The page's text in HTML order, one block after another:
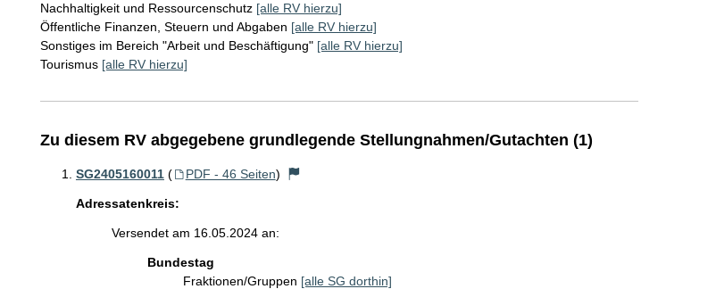
Nachhaltigkeit und Ressourcenschutz [alle RV hierzu]
Öffentliche Finanzen, Steuern und Abgaben [alle RV hierzu]
Sonstiges im Bereich "Arbeit und Beschäftigung" [alle RV hierzu]
Tourismus [alle RV hierzu]
Zu diesem RV abgegebene grundlegende Stellungnahmen/Gutachten (1)
SG2405160011 ( PDF - 46 Seiten)
Adressatenkreis:
Versendet am 16.05.2024 an:
Bundestag
Fraktionen/Gruppen [alle SG dorthin]